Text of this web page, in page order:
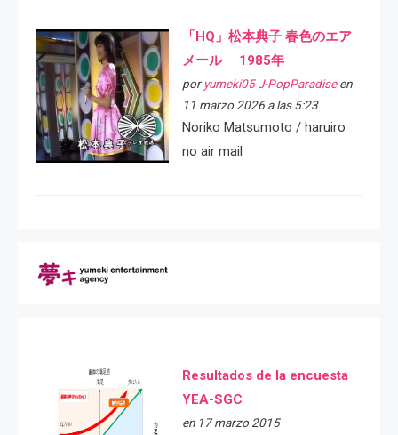
「HQ」松本典子 春色のエア
メール 1985年
por yumeki05 J-PopParadiseen
11 marzo 2026 a las 5:23
Noriko Matsumoto / haruiro
no air mail
Resultados de la encuesta
YEA-SGC
en 17 marzo 2015